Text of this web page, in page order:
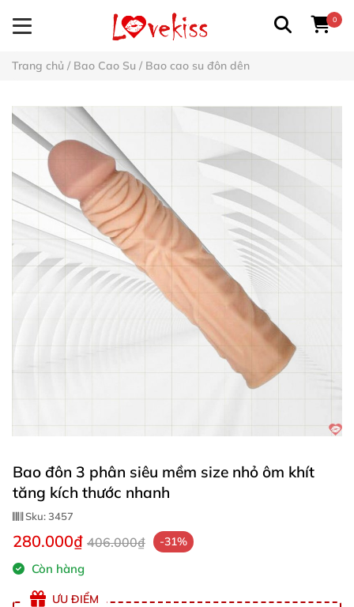
0
Trang chủ / Bao Cao Su / Bao cao su đôn dên
Bao đôn 3 phân siêu mềm size nhỏ ôm khít
tăng kích thước nhanh
Sku:3457
280.000₫ 406.000₫ -31%
Còn hàng
ƯU ĐIỂM